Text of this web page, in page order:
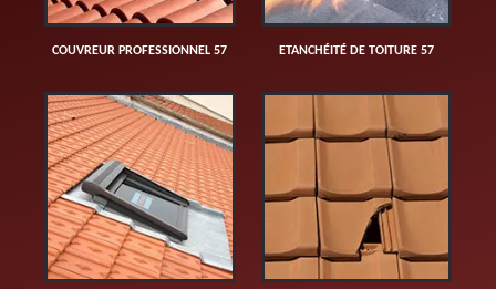
COUVREUR PROFESSIONNEL 57 ETANCHÉITÉ DE TOITURE 57